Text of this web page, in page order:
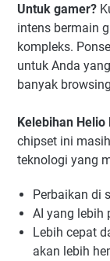
Untuk gamer?
intens bermain
kompleks.
untuk Anda
banyak
Kelebihan Helio
chipset ini
teknologi yang
Perbaikan di
AI yang lebih
Lebih cepat
akan lebih